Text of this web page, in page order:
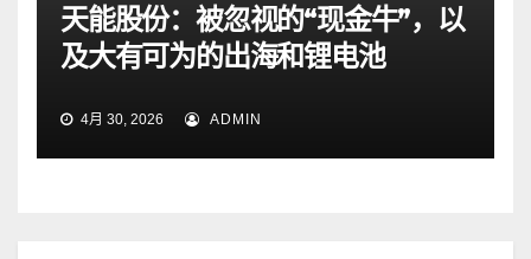
天能股份：被忽视的“现金牛”，以
及大有可为的出海和锂电池
4月 30, 2026 ADMIN